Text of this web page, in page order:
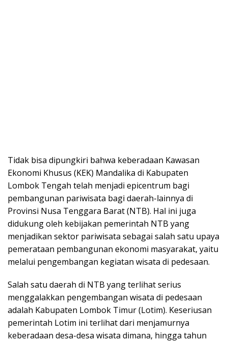
Tidak bisa dipungkiri bahwa keberadaan Kawasan
Ekonomi Khusus (KEK) Mandalika di Kabupaten
Lombok Tengah telah menjadi epicentrum bagi
pembangunan pariwisata bagi daerah-lainnya di
Provinsi Nusa Tenggara Barat (NTB). Hal ini juga
didukung oleh kebijakan pemerintah NTB yang
menjadikan sektor pariwisata sebagai salah satu upaya
pemerataan pembangunan ekonomi masyarakat, yaitu
melalui pengembangan kegiatan wisata di pedesaan.
Salah satu daerah di NTB yang terlihat serius
menggalakkan pengembangan wisata di pedesaan
adalah Kabupaten Lombok Timur (Lotim). Keseriusan
pemerintah Lotim ini terlihat dari menjamurnya
keberadaan desa-desa wisata dimana, hingga tahun